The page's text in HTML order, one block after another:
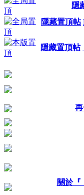
隱
隱藏置頂帖
隱藏置頂帖
關於『